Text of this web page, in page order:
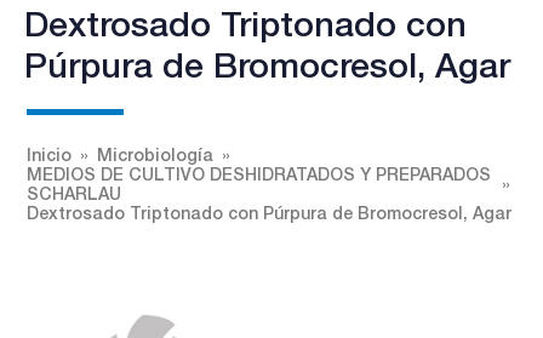
Dextrosado Triptonado con
Púrpura de Bromocresol, Agar
Inicio
Microbiología
MEDIOS DE CULTIVO DESHIDRATADOS Y PREPARADOS
SCHARLAU
Dextrosado Triptonado con Púrpura de Bromocresol, Agar